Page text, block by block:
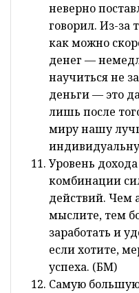
неверно
говорил. Из-за
как можно
денег —
научиться не
деньги — это
лишь после
миру нашу
Уровень
комбинации
действий. Чем
мыслите, тем
заработать и
если хотите,
успеха. (БМ)
Самую